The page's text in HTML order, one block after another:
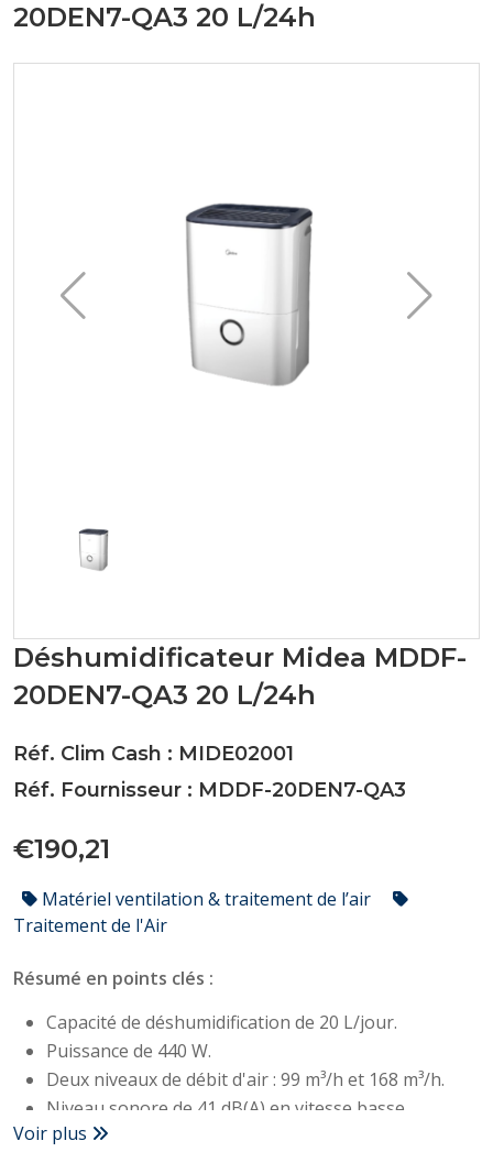
20DEN7-QA3 20 L/24h
Déshumidificateur Midea MDDF-
20DEN7-QA3 20 L/24h
Réf. Clim Cash : MIDE02001
Réf. Fournisseur : MDDF-20DEN7-QA3
€190,21
Matériel ventilation & traitement de l’air
Traitement de l'Air
Résumé en points clés :
Capacité de déshumidification de 20 L/jour.
Puissance de 440 W.
Deux niveaux de débit d'air : 99 m³/h et 168 m³/h.
Niveau sonore de 41 dB(A) en vitesse basse.
Réservoir amovible de 3 litres avec indicateur de
Voir plus